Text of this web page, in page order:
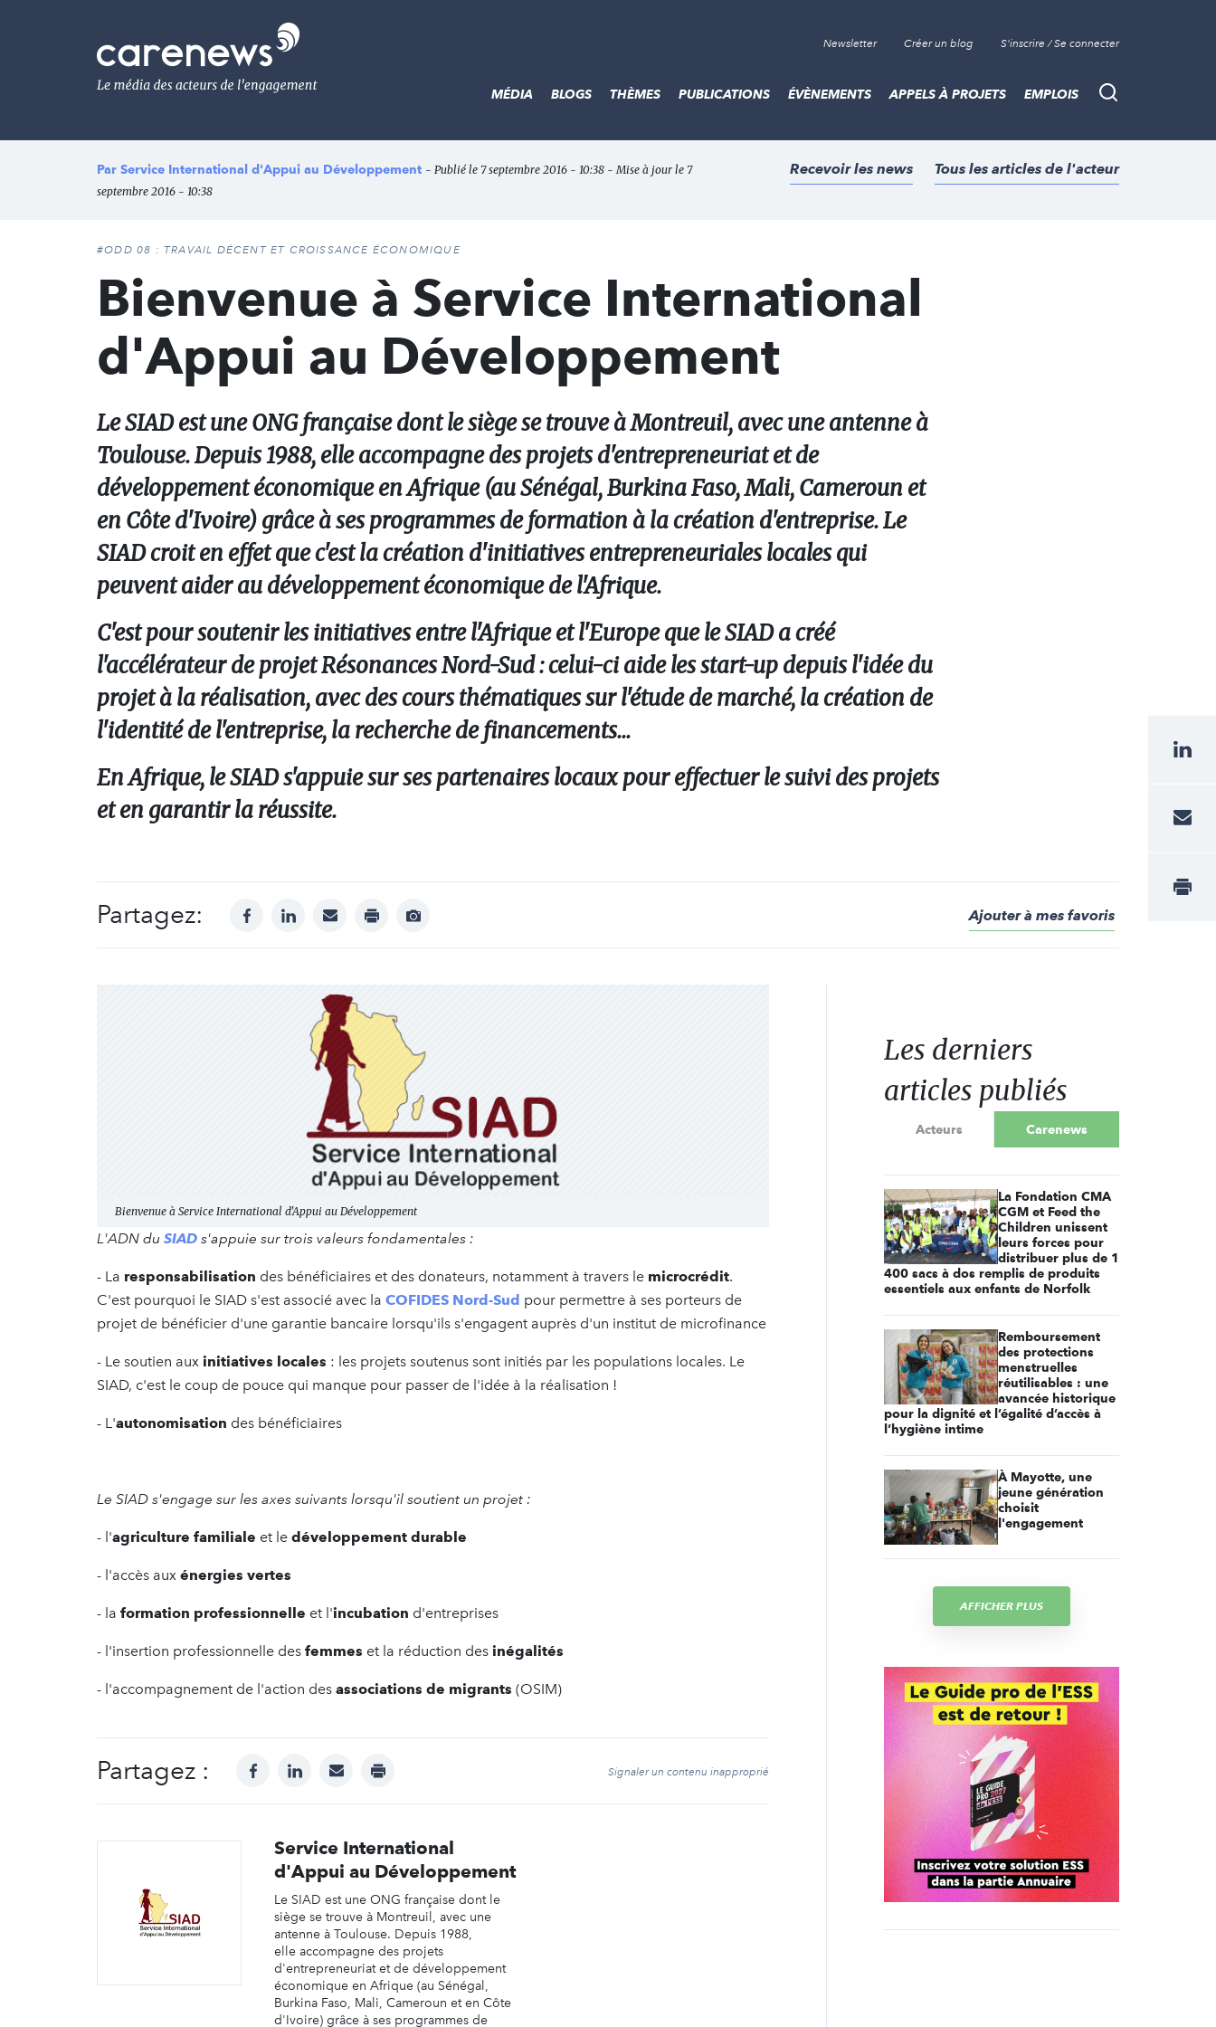
Le
média
de
l'engagement
Newsletter Créer un blog S'inscrire / Se connecter
Recherche
MÉDIA BLOGS THÈMES PUBLICATIONS ÉVÈNEMENTS APPELS À PROJETS EMPLOIS
Par Service International d'Appui au Développement - Publié le 7 septembre 2016 - 10:38 - Mise à jour le 7
septembre 2016 - 10:38
Recevoir les news Tous les articles de l'acteur
#ODD 08 : TRAVAIL DÉCENT ET CROISSANCE ÉCONOMIQUE
Bienvenue à Service International
d'Appui au Développement
LeSIADest une ONG française dont le siège se trouve à Montreuil, avec une antenne à
Toulouse. Depuis 1988, elle accompagne des projets d'entrepreneuriat et de
développement économique en Afrique (au Sénégal, Burkina Faso, Mali, Cameroun et
en Côte d'Ivoire) grâce à ses programmes de formation à la création d'entreprise. Le
SIAD croit en effet que c'est la création d'initiatives entrepreneuriales locales qui
peuvent aider au développement économique de l'Afrique.
C'est pour soutenir les initiatives entre l'Afrique et l'Europe que le SIAD a créé
l'accélérateur de projetRésonances Nord-Sud: celui-ci aide les start-up depuis l'idée du
projet à la réalisation, avec des cours thématiques sur l'étude de marché, la création de
l'identité de l'entreprise, la recherche de financements...
En Afrique, le SIAD s'appuie sur ses partenaires locaux pour effectuer le suivi des projets
et en garantir la réussite.
Partagez: facebooklinkedinmail print
Afficher
Ajouter à mes favoris
Bienvenue à Service International d'Appui au Développement
L'ADN du SIAD s'appuie sur trois valeurs fondamentales :
- La responsabilisation des bénéficiaires et des donateurs, notamment à travers le microcrédit.
C'est pourquoi le SIAD s'est associé avec la COFIDES Nord-Sud pour permettre à ses porteurs de
projet de bénéficier d'une garantie bancaire lorsqu'ils s'engagent auprès d'un institut de microfinance
- Le soutien aux initiatives locales : les projets soutenus sont initiés par les populations locales. Le
SIAD, c'est le coup de pouce qui manque pour passer de l'idée à la réalisation !
- L'autonomisation des bénéficiaires
Le SIAD s'engage sur les axes suivants lorsqu'il soutient un projet :
- l'agriculture familiale et le développement durable
- l'accès aux énergies vertes
- la formation professionnelle et l'incubation d'entreprises
- l'insertion professionnelle des femmes et la réduction des inégalités
- l'accompagnement de l'action des associations de migrants (OSIM)
Partagez : facebooklinkedinmail print Signaler un contenu inapproprié
Service International
d'Appui au Développement
Le SIAD est une ONG française dont le
siège se trouve à Montreuil, avec une
antenne à Toulouse. Depuis 1988,
elle accompagne des projets
d'entrepreneuriat et de développement
économique en Afrique (au Sénégal,
Burkina Faso, Mali, Cameroun et en Côte
d'Ivoire) grâce à ses programmes de
Les derniers
articles publiés
Acteurs Carenews
La Fondation CMA
CGM et Feed the
Children unissent
leurs forces pour
distribuer plus de 1
400 sacs à dos remplis de produits
essentiels aux enfants de Norfolk
Remboursement
des protections
menstruelles
réutilisables : une
avancée historique
pour la dignité et l’égalité d’accès à
l’hygiène intime
À Mayotte, une
jeune génération
choisit
l'engagement
AFFICHER PLUS